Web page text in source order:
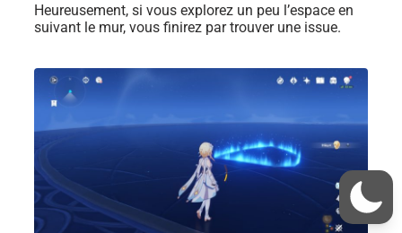
Heureusement, si vous explorez un peu l’espace en
suivant le mur, vous finirez par trouver une issue.